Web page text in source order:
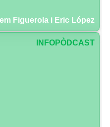
Figuerola i Eric López
INFOPÒDCAST